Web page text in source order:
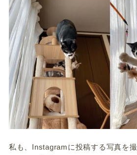
私も、Instagramに投稿する写真を